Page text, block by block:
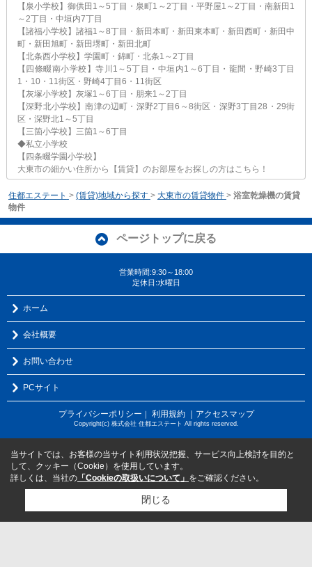
【泉小学校】御供田1～5丁目・泉町1～2丁目・平野屋1～2丁目・南新田1
～2丁目・中垣内7丁目
【諸福小学校】諸福1～8丁目・新田本町・新田東本町・新田西町・新田中
町・新田旭町・新田堺町・新田北町
【北条西小学校】学園町・錦町・北条1～2丁目
【四條畷南小学校】寺川1～5丁目・中垣内1～6丁目・龍間・野崎3丁目
1・10・11街区・野崎4丁目6・11街区
【灰塚小学校】灰塚1～6丁目・朋来1～2丁目
【深野北小学校】南津の辺町・深野2丁目6～8街区・深野3丁目28・29街
区・深野北1～5丁目
【三箇小学校】三箇1～6丁目
◆私立小学校
【四条畷学園小学校】
大東市の細かい住所から【賃貸】のお部屋をお探しの方はこちら！
住都エステート > (賃貸)地域から探す > 大東市の賃貸物件 > 浴室乾燥機の賃貸
物件
ページトップに戻る
営業時間:9:30～18:00
定休日:水曜日
ホーム
会社概要
お問い合わせ
PCサイト
プライバシーポリシー ｜ 利用規約 ｜アクセスマップ
Copyright(c) 株式会社 住都エステート All rights reserved.
当サイトでは、お客様の当サイト利用状況把握、サービス向上検討を目的と
して、クッキー（Cookie）を使用しています。
詳しくは、当社の 「Cookieの取扱いについて」 をご確認ください。
閉じる